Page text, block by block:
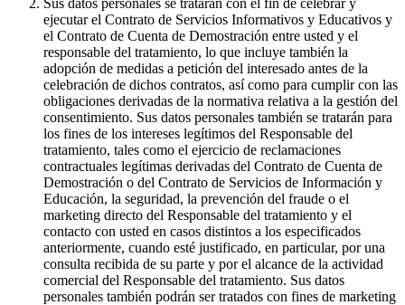
ejecutar el Contrato de Servicios Informativos y Educativos y
el Contrato de Cuenta de Demostración entre usted y el
responsable del tratamiento, lo que incluye también la
adopción de medidas a petición del interesado antes de la
celebración de dichos contratos, así como para cumplir con las
obligaciones derivadas de la normativa relativa a la gestión del
consentimiento. Sus datos personales también se tratarán para
los fines de los intereses legítimos del Responsable del
tratamiento, tales como el ejercicio de reclamaciones
contractuales legítimas derivadas del Contrato de Cuenta de
Demostración o del Contrato de Servicios de Información y
Educación, la seguridad, la prevención del fraude o el
marketing directo del Responsable del tratamiento y el
contacto con usted en casos distintos a los especificados
anteriormente, cuando esté justificado, en particular, por una
consulta recibida de su parte y por el alcance de la actividad
comercial del Responsable del tratamiento. Sus datos
personales también podrán ser tratados con fines de marketing